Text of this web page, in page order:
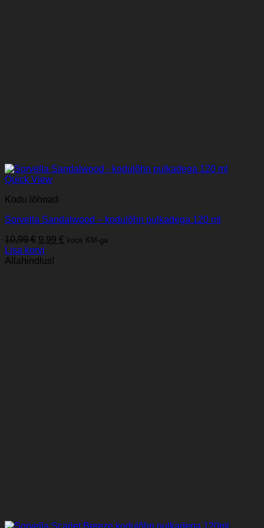
Quick View
Kodu lõhnad
Sorvella Sandalwood – kodulõhn pulkadega 120 ml
10,99€ Algne
hind
oli:
9,99 € Praegune
koos KM-ga
Lisa korvi
Allahindlus!